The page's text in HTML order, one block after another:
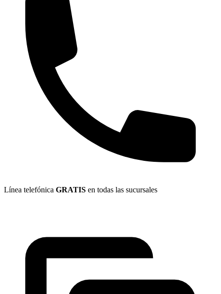
Línea telefónica GRATIS en todas las sucursales